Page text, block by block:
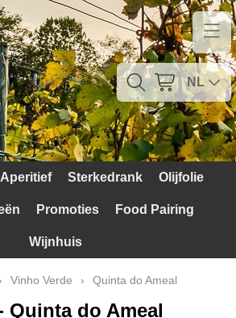
NL
Aperitief Sterkedrank Olijfolie
Promoties Food Pairing
Wijnhuis
› Vinho Verde › Quinta do Ameal
Quinta do Ameal